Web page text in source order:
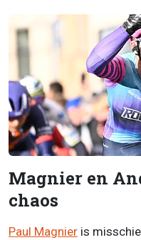
Magnier en
chaos
Paul Magnier is